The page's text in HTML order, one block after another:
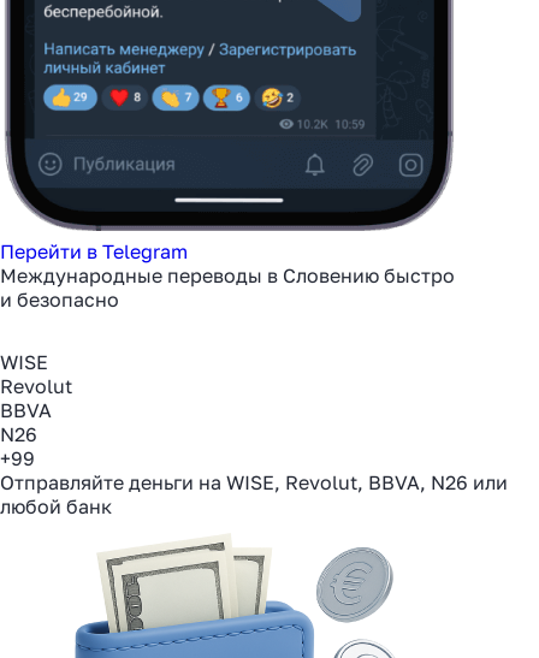
Перейти в Telegram
Международные переводы в Словению быстро
и безопасно
WISE
Revolut
BBVA
N26
+99
Отправляйте деньги на WISE, Revolut, BBVA, N26 или
любой банк